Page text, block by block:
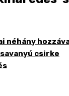
néhány
csirke